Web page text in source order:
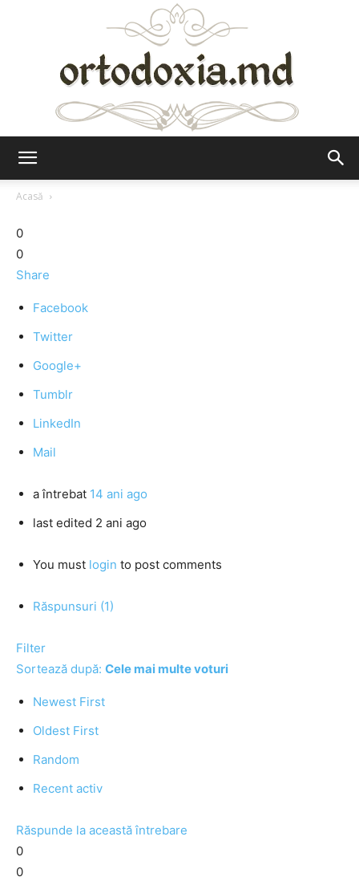
Acasă
0
0
Share
Facebook
Twitter
Google+
Tumblr
LinkedIn
Mail
a întrebat 14 ani ago
last edited 2 ani ago
You must login to post comments
Răspunsuri (1)
Filter
Sortează după: Cele mai multe voturi
Newest First
Oldest First
Random
Recent activ
Răspunde la această întrebare
0
0